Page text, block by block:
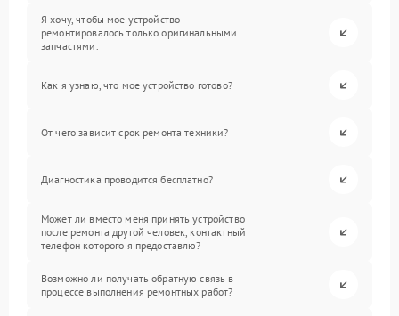
Я хочу, чтобы мое устройство
ремонтировалось только оригинальными
запчастями.
Как я узнаю, что мое устройство готово?
От чего зависит срок ремонта техники?
Диагностика проводится бесплатно?
Может ли вместо меня принять устройство
после ремонта другой человек, контактный
телефон которого я предоставлю?
Возможно ли получать обратную связь в
процессе выполнения ремонтных работ?